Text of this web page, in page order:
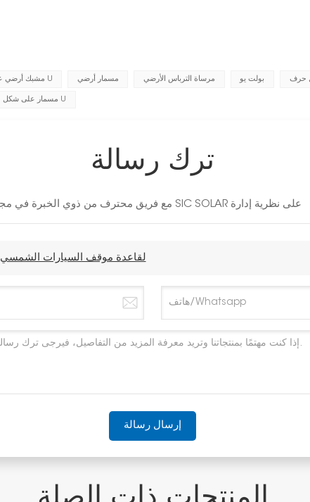
مشبك أرضي على شكل حرف U مسمار أرضي مرساة الترباس الأرضي بولت يو
مسمار على شكل حرف U
ترك رسالة
مع فريق محترف من ذوي الخبرة في مجال الطاقة الشمسية لمدة 10 سنوات، تصر شركة SIC SOLAR على نظرية إدارة
مسمار تثبيت أرضي على شكل حرف U لقاعدة موقف السيارات الشمسي
إرسال رسالة